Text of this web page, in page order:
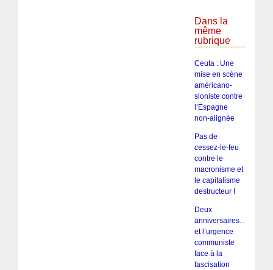
Dans la
même
rubrique
Ceuta : Une
mise en scène
américano-
sioniste contre
l’Espagne
non-alignée
Pas de
cessez-le-feu
contre le
macronisme et
le capitalisme
destructeur !
Deux
anniversaires…
et l’urgence
communiste
face à la
fascisation